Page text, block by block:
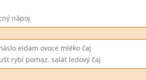
nápoj
eidam ovoce mléko čaj
pomaz. salát ledový čaj